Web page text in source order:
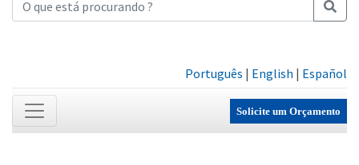
Português | English | Español
Solicite um Orçamento